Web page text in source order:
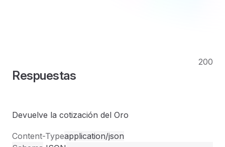
Respuestas
200
Devuelve la cotización del Oro
Content-Typeapplication/json